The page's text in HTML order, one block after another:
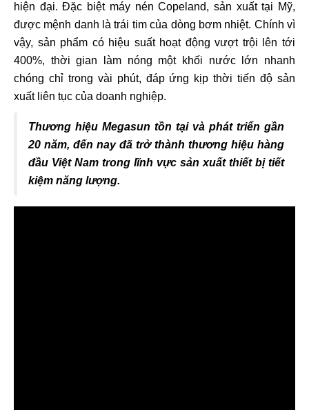
hiện đại. Đặc biệt máy nén Copeland, sản xuất tại Mỹ,
được mệnh danh là trái tim của dòng bơm nhiệt. Chính vì
vậy, sản phẩm có hiệu suất hoạt động vượt trội lên tới
400%, thời gian làm nóng một khối nước lớn nhanh
chóng chỉ trong vài phút, đáp ứng kịp thời tiến độ sản
xuất liên tục của doanh nghiệp.
Thương hiệu Megasun tồn tại và phát triển gần
20 năm, đến nay đã trở thành thương hiệu hàng
đầu Việt Nam trong lĩnh vực sản xuất thiết bị tiết
kiệm năng lượng.